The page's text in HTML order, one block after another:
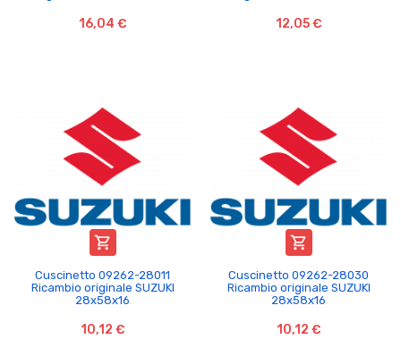
16,04 € 12,05 €

Cuscinetto 09262-28011
Ricambio originale SUZUKI
28x58x16
10,12 €

Cuscinetto 09262-28030
Ricambio originale SUZUKI
28x58x16
10,12 €